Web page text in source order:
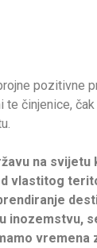
pozitivne
činjenice,
na
vlastitog
vremena